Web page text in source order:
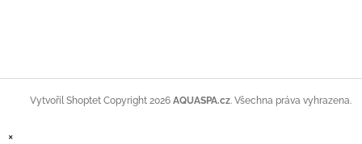
Vytvořil Shoptet Copyright 2026 AQUASPA.cz. Všechna práva vyhrazena.
×